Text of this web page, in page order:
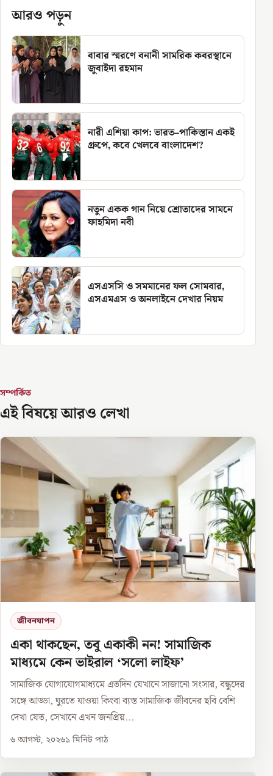
আরও পড়ুন
বাবার স্মরণে বনানী সামরিক কবরস্থানে
জুবাইদা রহমান
নারী এশিয়া কাপ: ভারত–পাকিস্তান একই
গ্রুপে, কবে খেলবে বাংলাদেশ?
নতুন একক গান নিয়ে শ্রোতাদের সামনে
ফাহমিদা নবী
এসএসসি ও সমমানের ফল সোমবার,
এসএমএস ও অনলাইনে দেখার নিয়ম
সম্পর্কিত
এই বিষয়ে আরও লেখা
জীবনযাপন
একা থাকছেন, তবু একাকী নন! সামাজিক
মাধ্যমে কেন ভাইরাল ‘সলো লাইফ’
সামাজিক যোগাযোগমাধ্যমে এতদিন যেখানে সাজানো সংসার, বন্ধুদের
সঙ্গে আড্ডা, ঘুরতে যাওয়া কিংবা ব্যস্ত সামাজিক জীবনের ছবি বেশি
দেখা যেত, সেখানে এখন জনপ্রিয়...
৬ আগস্ট, ২০২৬১ মিনিট পাঠ